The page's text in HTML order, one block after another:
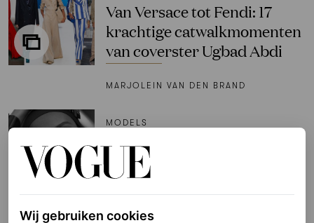
Van Versace tot Fendi: 17
krachtige catwalkmomenten
van coverster Ugbad Abdi
MARJOLEIN VAN DEN BRAND
MODELS
In gesprek met topmodel en
Vogue-coverster Ugbad
Abdi: ‘Mijn hijab geeft me een
stem’
Wij gebruiken cookies